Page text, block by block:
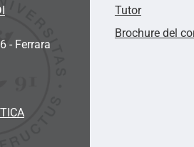
- Ferrara
Tutor
Brochure del